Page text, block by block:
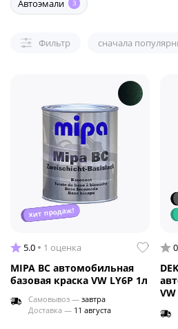
Автоэмали 3
Фильтр сначала
хит продаж!
5.0 1 оценка
MIPA BC автомобильная
базовая краска VW LY6P 1л
Самовывоз — завтра
Доставка — 11 августа
0